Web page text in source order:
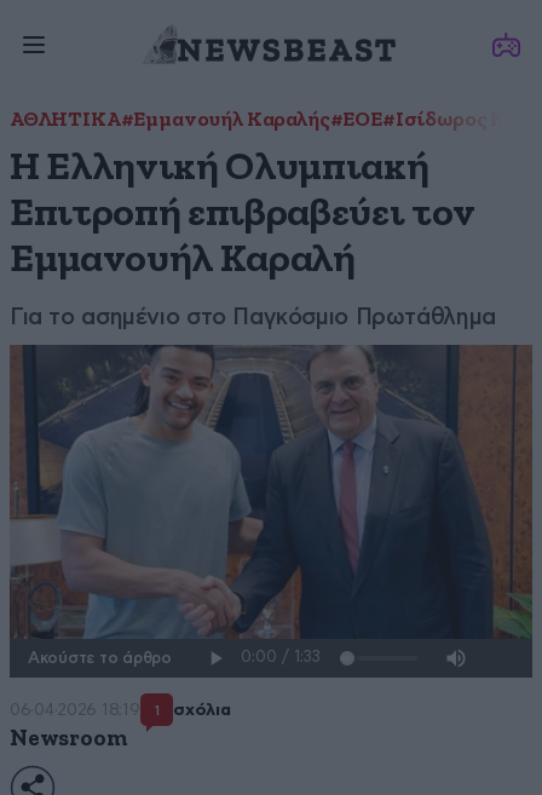
ΑΘΛΗΤΙΚΑ#Εμμανουήλ Καραλής#ΕΟΕ#Ισίδωρος
H Ελληνική Ολυμπιακή
Επιτροπή επιβραβεύει τον
Εμμανουήλ Καραλή
Για το ασημένιο στο Παγκόσμιο Πρωτάθλημα
Ακούστε το άρθρο
06·04·2026 18:19 1 σχόλια
Newsroom